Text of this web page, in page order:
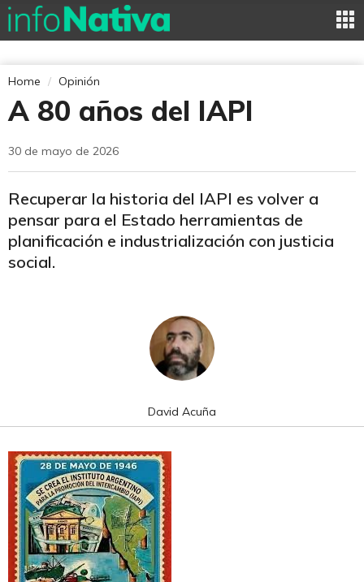
Home Opinión
A 80 años del IAPI
30 de mayo de 2026
Recuperar la historia del IAPI es volver a
pensar para el Estado herramientas de
planificación e industrialización con justicia
social.
David Acuña